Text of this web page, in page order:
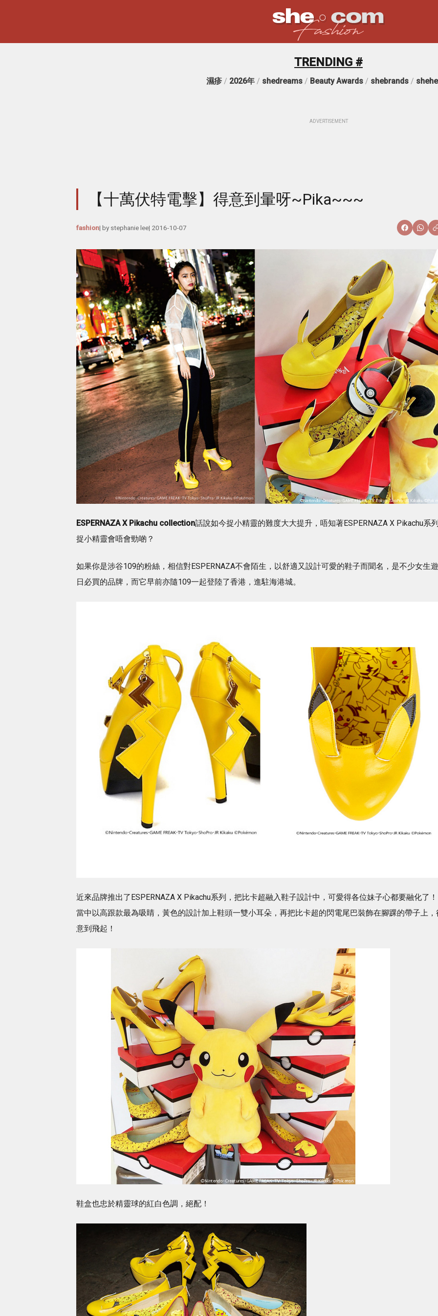
TRENDING #
濕疹/ 2026年/ shedreams/ Beauty Awards/ shebrands/
ADVERTISEMENT
【十萬伏特電擊】得意到暈呀~Pika~~~
fashion| by stephanie lee| 2016-10-07
ESPERNAZA X Pikachu collection話說如今捉小精靈的難度大大提升，唔知著ESPERNAZA X Pikachu系
捉小精靈會唔會勁啲？
如果你是涉谷109的粉絲，相信對ESPERNAZA不會陌生，以舒適又設計可愛的鞋子而聞名，是不少女生遊
日必買的品牌，而它早前亦隨109一起登陸了香港，進駐海港城。
近來品牌推出了ESPERNAZA X Pikachu系列，把比卡超融入鞋子設計中，可愛得各位妹子心都要融化了！
當中以高跟款最為吸睛，黃色的設計加上鞋頭一雙小耳朵，再把比卡超的閃電尾巴裝飾在腳踝的帶子上，
意到飛起！
鞋盒也忠於精靈球的紅白色調，絕配！